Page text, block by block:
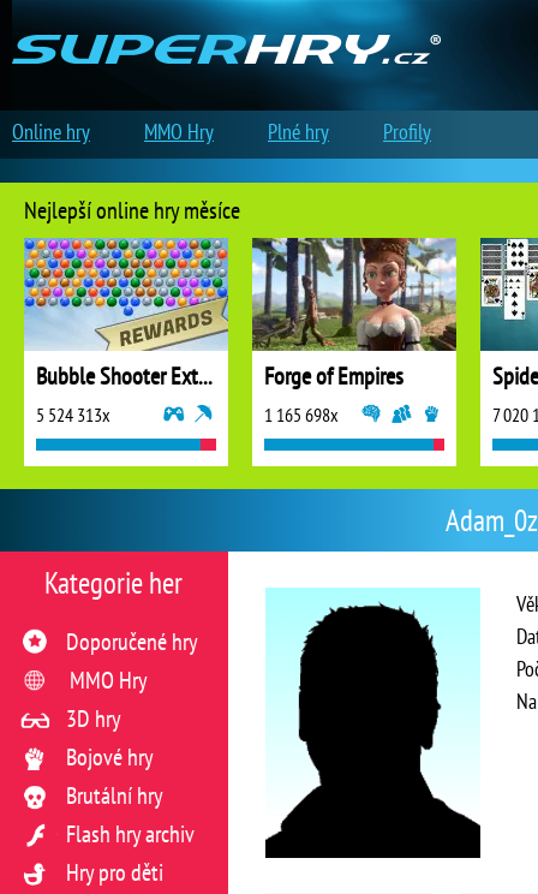
Kategorie her
Doporučené hry
MMO Hry
3D hry
Bojové hry
Brutální hry
Flash hry archiv
Hry pro děti
Nejlepší online hry měsíce
Bubble Shooter Extreme
5 524 313x
Forge of Empires
1 165 698x 7 020
Online hry MMO Hry Plné hry Profily